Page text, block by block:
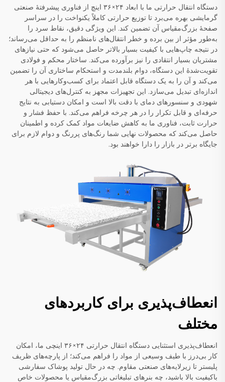
دستگاه انتقال حرارتی ما با ابعاد ۲۴×۳۶ اینچ از فناوری پیشرفتهٔ صنعتی
گرمایشی بهره می‌برد تا توزیع حرارتی کاملاً یکنواخت را در سراسر
صفحهٔ بزرگ‌مقیاس آن تضمین کند. این ویژگی دقیق، نقاط سرد را
به‌طور مؤثر از بین برده و خطر انتقال‌های نامنظم را به حداقل می‌رساند؛
در نتیجه چاپ‌هایی با کیفیت بسیار بالاتر حاصل می‌شود که حتی نیازهای
مشتریان بسیار انتقادی را نیز برآورده می‌کند. ساختار محکم و فولادی
تقویت‌شدهٔ این دستگاه، دوام بلندمدت و استحکام ساختاری آن را تضمین
می‌کند و آن را به یک دستگاه قابل اعتماد برای کسب‌وکارهایی با هر
اندازه‌ای تبدیل می‌سازد. این تجهیزات مجهز به کنترل‌های دیجیتالی
شهودی و سنسورهای دمای با دقت بالا است و امکان دستیابی به نتایج
حرفه‌ای و قابل تکرار را در هر چرخه فراهم می‌کند. با حفظ فشار و
حرارت ثابت، فناوری ما به کاهش ضایعات مواد کمک کرده و اطمینان
حاصل می‌کند که محصولات نهایی شما رنگ‌های پررنگ و دوام لازم برای
جایگاه برتر در بازار را دارا خواهند بود.
انعطاف‌پذیری برای کاربردهای
مختلف
انعطاف‌پذیری استثنایی دستگاه انتقال حرارتی ۲۴×۳۶ اینچی ما، امکان
کار بی‌درز با طیف وسیعی از مواد را فراهم می‌کند؛ از پارچه‌های ظریف
پلیستر تا زیرلایه‌های صنعتی مقاوم. چه در حال تولید پوشاک سفارشی
باکیفیت بالا باشید، چه بنر‌های تبلیغاتی بزرگ‌مقیاس یا محصولات خاص